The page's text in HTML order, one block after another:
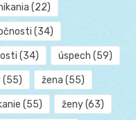
(22)
(34)
(34) úspech (59)
(55) žena (55)
(55) ženy(63)